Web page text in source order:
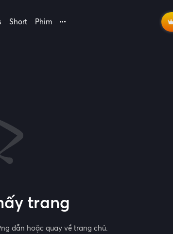
Short Phim
trang
dẫn hoặc quay về trang chủ.